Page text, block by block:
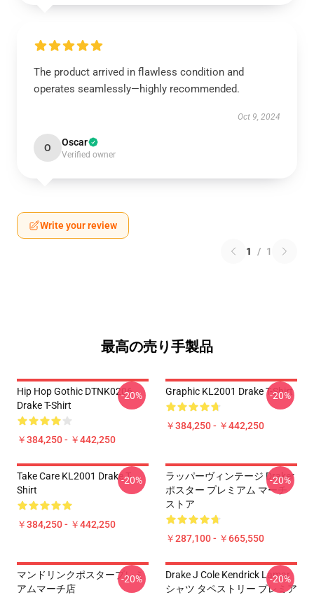
The product arrived in flawless condition and
operates seamlessly—highly recommended.
Oct 9, 2024
O Oscar
Verified owner
Write your review
1 / 1
最高の売り手製品
Hip Hop Gothic DTNK0206
Drake T-Shirt
￥384,250 - ￥442,250
-20% Graphic KL2001 Drake T-Shirt
￥384,250 - ￥442,250
-20%
Take Care KL2001 Drake T-
Shirt
￥384,250 - ￥442,250
-20%
ラッパーヴィンテージ Draker
ポスター プレミアム マーチ
ストア
￥287,100 - ￥665,550
-20%
マンドリンクポスタープレミ
アムマーチ店
-20%
Drake J Cole Kendrick Lamar
シャツ タペストリー プレミア
-20%